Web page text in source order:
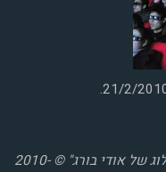
כל הזכויות שמורות "מבקר המדינה - הבלוג של אודי בורג" © 2010-